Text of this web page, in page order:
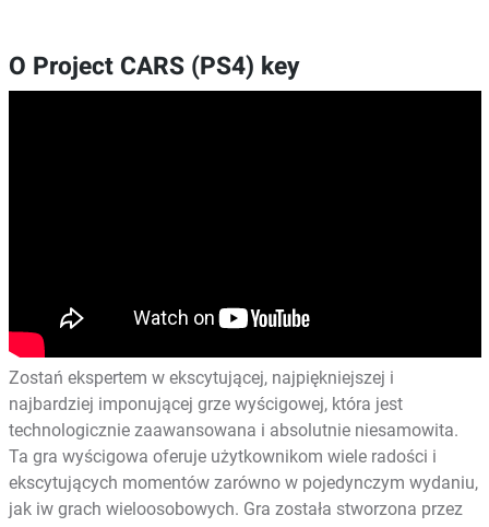
O Project CARS (PS4) key
Zostań ekspertem w ekscytującej, najpiękniejszej i
najbardziej imponującej grze wyścigowej, która jest
technologicznie zaawansowana i absolutnie niesamowita.
Ta gra wyścigowa oferuje użytkownikom wiele radości i
ekscytujących momentów zarówno w pojedynczym wydaniu,
jak iw grach wieloosobowych. Gra została stworzona przez